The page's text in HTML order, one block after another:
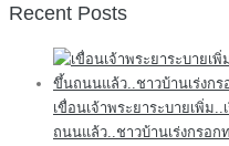
Recent Posts
เขื่อนเจ้าพระยาระบายเพิ่ม
ถนนแล้ว..ชาวบ้านเร่งกรอ